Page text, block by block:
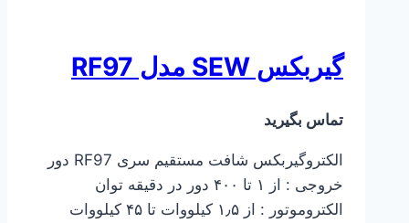
گیربکس SEW مدل RF97
تماس بگیرید
الکتروگیربکس شافت مستقیم سری RF97 دور
خروجی : از ۱ تا ۴۰۰ دور در دقیقه توان
الکتروموتور : از ۱٫۵ کیلووات تا ۴۵ کیلووات